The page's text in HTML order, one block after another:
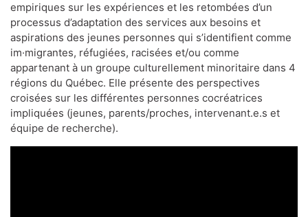
empiriques sur les expériences et les retombées d’un
processus d’adaptation des services aux besoins et
aspirations des jeunes personnes qui s’identifient comme
im·migrantes, réfugiées, racisées et/ou comme
appartenant à un groupe culturellement minoritaire dans 4
régions du Québec. Elle présente des perspectives
croisées sur les différentes personnes cocréatrices
impliquées (jeunes, parents/proches, intervenant.e.s et
équipe de recherche).